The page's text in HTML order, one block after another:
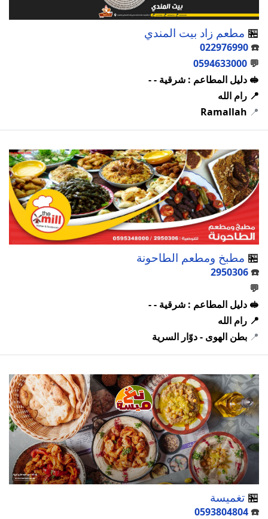
🏪 مطعم زاد بيت المندي
☎️
022976990
💬
0594633000
🥪 دليل المطاعم : شرقية - -
📍 رام الله
📍
Ramallah
🏪 مطبخ ومطعم الطاحونة
☎️
2950306
💬
🥪 دليل المطاعم : شرقية - -
📍 رام الله
📍
🏪 تغميسة
☎️
0593804804